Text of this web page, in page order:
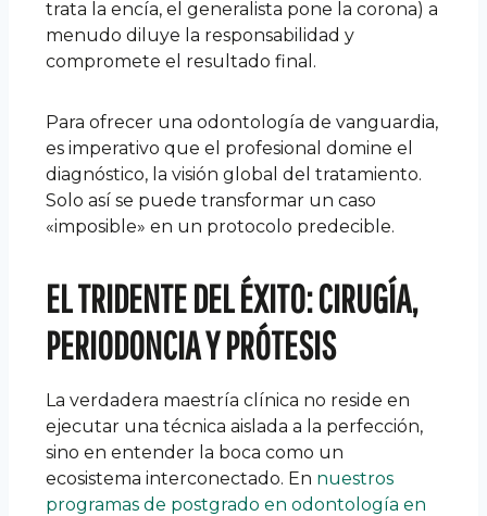
trata la encía, el generalista pone la corona) a
menudo diluye la responsabilidad y
compromete el resultado final.
Para ofrecer una odontología de vanguardia,
es imperativo que el profesional domine el
diagnóstico, la visión global del tratamiento.
Solo así se puede transformar un caso
«imposible» en un protocolo predecible.
EL TRIDENTE DEL ÉXITO: CIRUGÍA,
PERIODONCIA Y PRÓTESIS
La verdadera maestría clínica no reside en
ejecutar una técnica aislada a la perfección,
sino en entender la boca como un
ecosistema interconectado. En nuestros
programas de postgrado en odontología en